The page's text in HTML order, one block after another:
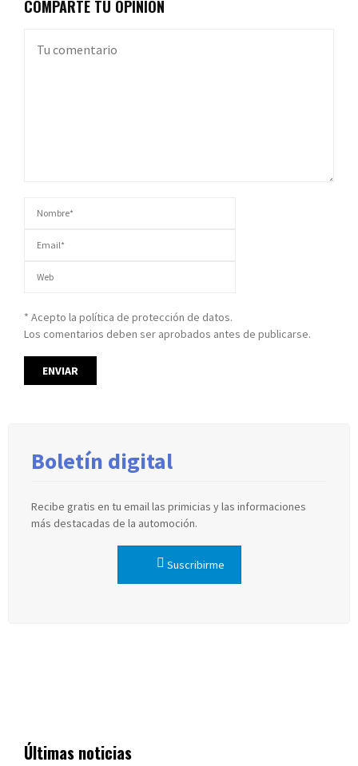
COMPARTE TU OPINIÓN
* Acepto la política de protección de datos.
Los comentarios deben ser aprobados antes de publicarse.
Boletín digital
Recibe gratis en tu email las primicias y las informaciones
más destacadas de la automoción.
Suscribirme
Últimas noticias